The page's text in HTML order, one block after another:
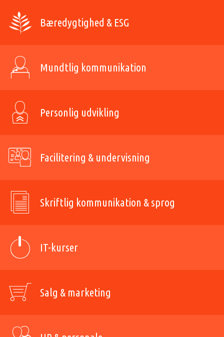
Bæredygtighed & ESG
Mundtlig kommunikation
Personlig udvikling
Facilitering & undervisning
Skriftlig kommunikation & sprog
IT-kurser
Salg & marketing